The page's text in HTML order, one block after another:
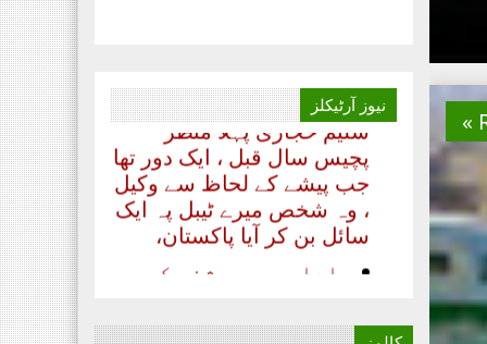
نیوز آرٹیکلز
پچیس سال قبل ، ایک دور تھا
جب پیشے کے لحاظ سے وکیل
، وہ شخص میرے ٹیبل پہ ایک
سائل بن کر آیا پاکستان،
‏اداریہ۔ روشنی کی
کرن. محمد عابد ضیائی
چیف ایڈیٹر ماہنامہ
مصطفائی تحریک